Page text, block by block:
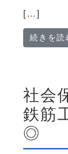
[…]
続きを
社会
鉄筋
◎